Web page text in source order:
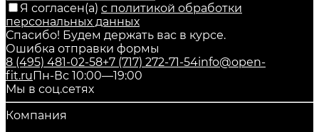
Я согласен(a) с политикой обработки
персональных данных
Спасибо! Будем держать вас в курсе.
Ошибка отправки формы
8 (495) 481-02-58+7 (717) 272-71-54info@open-
fit.ruПн-Вс 10:00—19:00
Мы в соц.сетях
Компания